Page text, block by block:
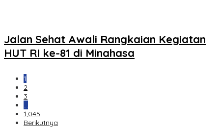
Jalan Sehat Awali Rangkaian Kegiatan
HUT RI ke-81 di Minahasa
1
2
3
…
1,045
Berikutnya